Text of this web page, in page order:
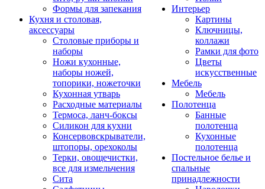
Формы для запекания
Кухня и столовая,
аксессуары
Столовые приборы и
наборы
Ножи кухонные,
наборы ножей,
топорики, ножеточки
Кухонная утварь
Расходные материалы
Термоса, ланч-боксы
Силикон для кухни
Консервовскрыватели,
штопоры, орехоколы
Терки, овощечистки,
все для измельчения
Сита
Интерьер
Картины
Ключницы,
коллажи
Рамки для фото
Цветы
искусственные
Мебель
Мебель
Полотенца
Банные
полотенца
Кухонные
полотенца
Постельное белье и
спальные
принадлежности